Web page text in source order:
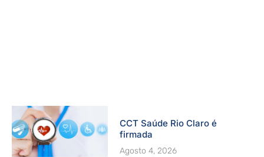
CCT Saúde Rio Claro é
firmada
Agosto 4, 2026